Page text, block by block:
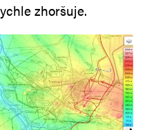
zhoršuje.